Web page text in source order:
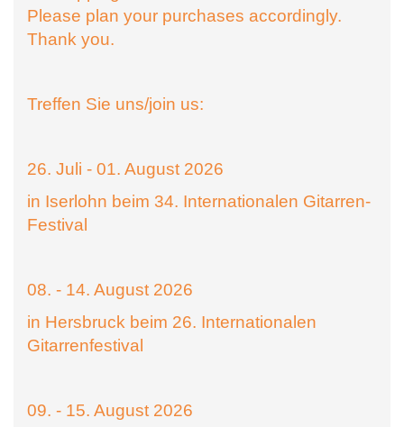
Please plan your purchases accordingly.
Thank you.
Treffen Sie uns/join us:
26. Juli - 01. August 2026
in Iserlohn beim 34. Internationalen Gitarren-
Festival
08. - 14. August 2026
in Hersbruck beim 26. Internationalen
Gitarrenfestival
09. - 15. August 2026